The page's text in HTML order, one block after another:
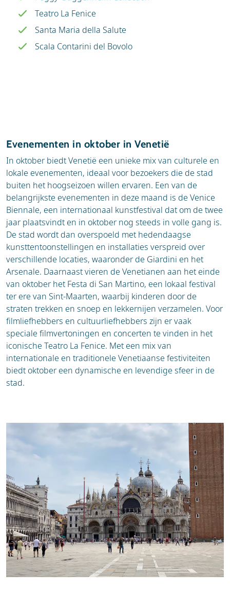
Teatro La Fenice
Santa Maria della Salute
Scala Contarini del Bovolo
Evenementen in oktober in Venetië
In oktober biedt Venetië een unieke mix van culturele en
lokale evenementen, ideaal voor bezoekers die de stad
buiten het hoogseizoen willen ervaren. Een van de
belangrijkste evenementen in deze maand is de Venice
Biennale, een internationaal kunstfestival dat om de twee
jaar plaatsvindt en in oktober nog steeds in volle gang is.
De stad wordt dan overspoeld met hedendaagse
kunsttentoonstellingen en installaties verspreid over
verschillende locaties, waaronder de Giardini en het
Arsenale. Daarnaast vieren de Venetianen aan het einde
van oktober het Festa di San Martino, een lokaal festival
ter ere van Sint-Maarten, waarbij kinderen door de
straten trekken en snoep en lekkernijen verzamelen. Voor
filmliefhebbers en cultuurliefhebbers zijn er vaak
speciale filmvertoningen en concerten te vinden in het
iconische Teatro La Fenice. Met een mix van
internationale en traditionele Venetiaanse festiviteiten
biedt oktober een dynamische en levendige sfeer in de
stad.